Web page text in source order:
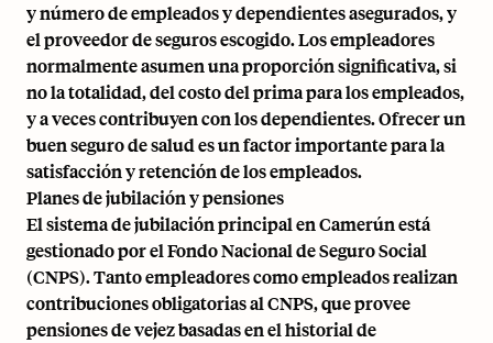
y número de empleados y dependientes asegurados, y
el proveedor de seguros escogido. Los empleadores
normalmente asumen una proporción significativa, si
no la totalidad, del costo del prima para los empleados,
y a veces contribuyen con los dependientes. Ofrecer un
buen seguro de salud es un factor importante para la
satisfacción y retención de los empleados.
Planes de jubilación y pensiones
El sistema de jubilación principal en Camerún está
gestionado por el Fondo Nacional de Seguro Social
(CNPS). Tanto empleadores como empleados realizan
contribuciones obligatorias al CNPS, que provee
pensiones de vejez basadas en el historial de